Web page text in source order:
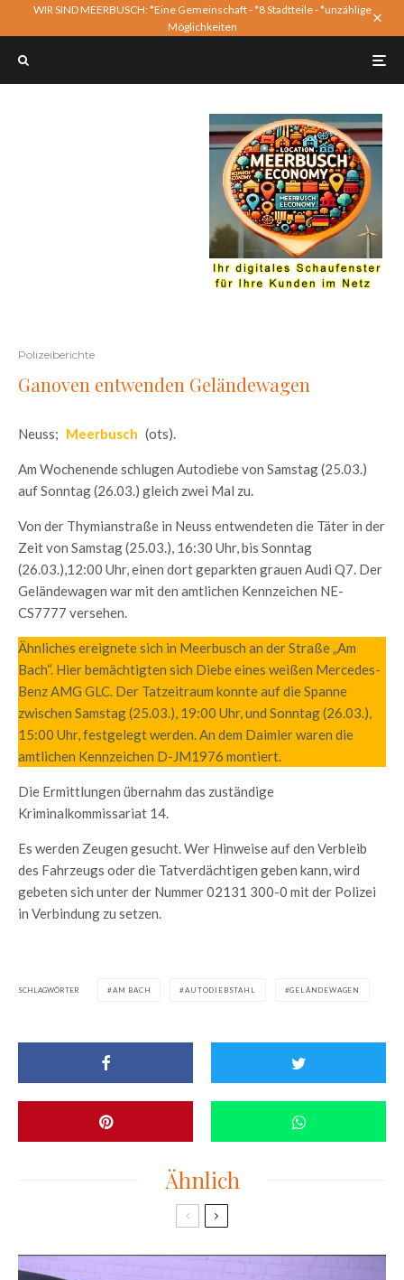
WIR SIND MEERBUSCH: *Eine Gemeinschaft - *8 Stadtteile - *unzählige
Möglichkeiten
Polizeiberichte
Ganoven entwenden Geländewagen
Neuss; Meerbusch (ots).
Am Wochenende schlugen Autodiebe von Samstag (25.03.)
auf Sonntag (26.03.) gleich zwei Mal zu.
Von der Thymianstraße in Neuss entwendeten die Täter in der
Zeit von Samstag (25.03.), 16:30 Uhr, bis Sonntag
(26.03.),12:00 Uhr, einen dort geparkten grauen Audi Q7. Der
Geländewagen war mit den amtlichen Kennzeichen NE-
CS7777 versehen.
Ähnliches ereignete sich in Meerbusch an der Straße „Am
Bach“. Hier bemächtigten sich Diebe eines weißen Mercedes-
Benz AMG GLC. Der Tatzeitraum konnte auf die Spanne
zwischen Samstag (25.03.), 19:00 Uhr, und Sonntag (26.03.),
15:00 Uhr, festgelegt werden. An dem Daimler waren die
amtlichen Kennzeichen D-JM1976 montiert.
Die Ermittlungen übernahm das zuständige
Kriminalkommissariat 14.
Es werden Zeugen gesucht. Wer Hinweise auf den Verbleib
des Fahrzeugs oder die Tatverdächtigen geben kann, wird
gebeten sich unter der Nummer 02131 300-0 mit der Polizei
in Verbindung zu setzen.
SCHLAGWÖRTER AM BACH AUTODIEBSTAHL GELÄNDEWAGEN
Ähnlich